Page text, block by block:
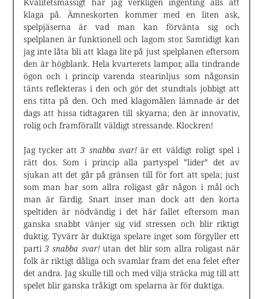
klaga på. Ämneskorten kommer med en liten ask,
spelpjäserna är vad man kan förvänta sig och
spelplanen är funktionell och lagom stor. Samtidigt kan
jag inte låta bli att klaga lite på just spelplanen eftersom
den är högblank. Hela kvarterets lampor, alla tindrande
ögon och i princip varenda stearinljus som någonsin
tänts reflekteras i den och gör det stundtals jobbigt att
ens titta på den. Och med klagomålen lämnade är det
dags att hissa tidtagaren till skyarna; den är innovativ,
rolig och framförallt väldigt stressande. Klockren!
Jag tycker att3 snabba svar!är ett väldigt roligt spel i
rätt dos. Som i princip alla partyspel ”lider” det av
sjukan att det går på gränsen till för fort att spela; just
som man har som allra roligast går någon i mål och
man är färdig. Snart inser man dock att den korta
speltiden är nödvändig i det här fallet eftersom man
ganska snabbt vänjer sig vid stressen och blir riktigt
duktig. Tyvärr är duktiga spelare inget som förgyller ett
parti 3 snabba svar!utan det blir som allra roligast när
folk är riktigt dåliga och svamlar fram det ena felet efter
det andra. Jag skulle till och med vilja sträcka mig till att
spelet blir ganska tråkigt om spelarna är för duktiga.